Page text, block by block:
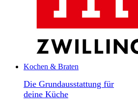
Kochen & Braten
Die Grundausstattung für
deine Küche